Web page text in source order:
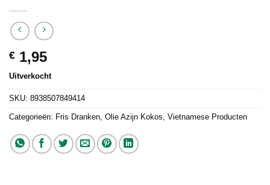
€ 1,95
Uitverkocht
SKU: 8938507849414
Categorieën: Fris Dranken, Olie Azijn Kokos, Vietnamese Producten